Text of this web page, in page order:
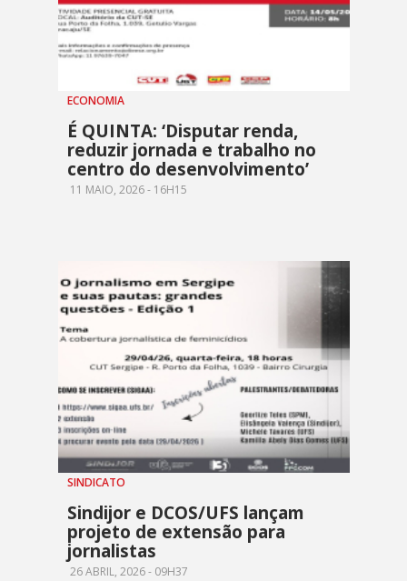
ECONOMIA
É QUINTA: ‘Disputar renda,
reduzir jornada e trabalho no
centro do desenvolvimento’
11 MAIO, 2026 - 16H15
SINDICATO
Sindijor e DCOS/UFS lançam
projeto de extensão para
jornalistas
26 ABRIL, 2026 - 09H37